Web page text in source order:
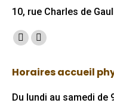
10, rue Charles de
Trouvez nous sur :
Facebook
opens
in
Mail
opens
in
Horaires accueil
Du lundi au samedi de